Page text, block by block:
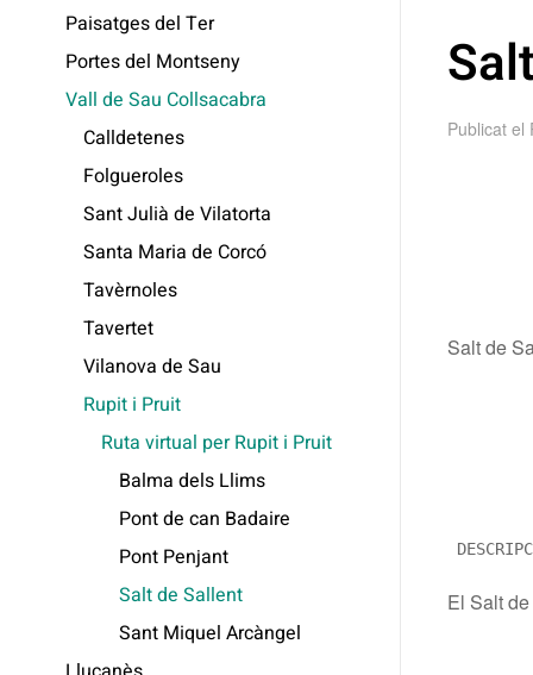
Publicat el
Salt de
El Salt
Paisatges del Ter
Portes del Montseny
Vall de Sau Collsacabra
Calldetenes
Folgueroles
Sant Julià de Vilatorta
Santa Maria de Corcó
Tavèrnoles
Tavertet
Vilanova de Sau
Rupit i Pruit
Ruta virtual per Rupit i Pruit
Balma dels Llims
Pont de can Badaire
Pont Penjant
Salt de Sallent
Sant Miquel Arcàngel